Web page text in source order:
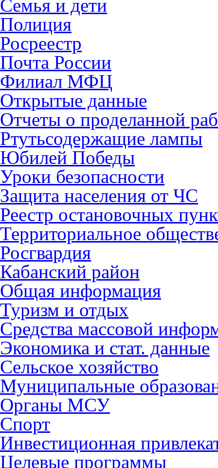
Семья и дети
Полиция
Росреестр
Почта России
Филиал МФЦ
Открытые данные
Отчеты о проделанной
Ртутьсодержащие лампы
Юбилей Победы
Уроки безопасности
Защита населения от ЧС
Реестр остановочных
Территориальное
Росгвардия
Кабанский район
Общая информация
Туризм и отдых
Средства массовой
Экономика и стат. данные
Сельское хозяйство
Муниципальные
Органы МСУ
Спорт
Инвестиционная
Целевые программы